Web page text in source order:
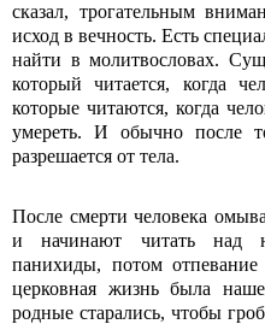
сказал, трогательным
исход в вечность. Есть
найти в молитвословах.
который читается, когда
которые читаются, когда
умереть. И обычно после
разрешается от тела.
После смерти человека
и начинают читать над
панихиды, потом
церковная жизнь была
родные старались, чтобы